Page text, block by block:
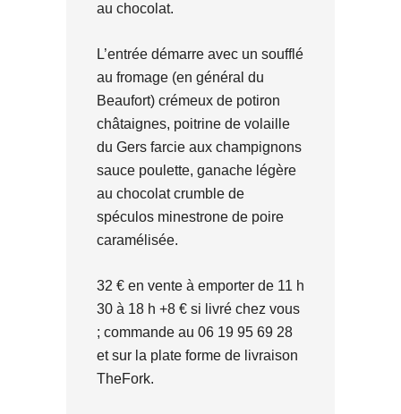
au chocolat.
L’entrée démarre avec un soufflé
au fromage (en général du
Beaufort) crémeux de potiron
châtaignes, poitrine de volaille
du Gers farcie aux champignons
sauce poulette, ganache légère
au chocolat crumble de
spéculos minestrone de poire
caramélisée.
32 € en vente à emporter de 11 h
30 à 18 h +8 € si livré chez vous
; commande au 06 19 95 69 28
et sur la plate forme de livraison
TheFork.